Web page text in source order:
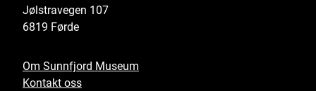
Jølstravegen 107
6819 Førde
Om Sunnfjord Museum
Kontakt oss